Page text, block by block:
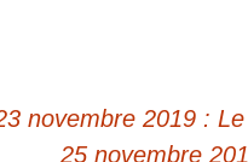
novembre 2019 :
25 novembre